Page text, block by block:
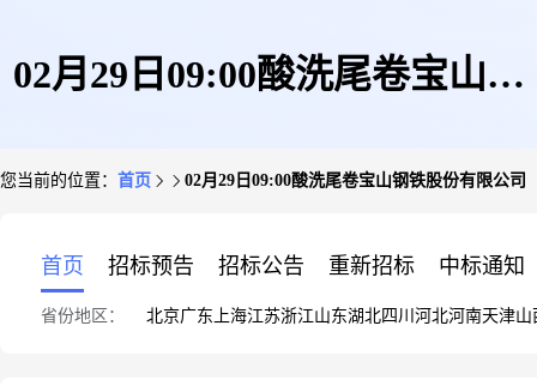
02月29日09:00酸洗尾卷宝山钢
您当前的位置： 首页 02月29日09:00酸洗尾卷宝山钢铁股份有限公司
首页 招标预告 招标公告 重新招标 中标通知
省份地区： 北京广东 上海江苏浙江山东湖北四川 河北河南天津山